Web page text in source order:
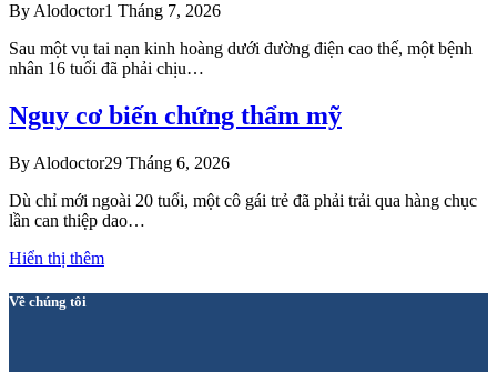
By Alodoctor1 Tháng 7, 2026
Sau một vụ tai nạn kinh hoàng dưới đường điện cao thế, một bệnh
nhân 16 tuổi đã phải chịu…
Nguy cơ biến chứng thẩm mỹ
By Alodoctor29 Tháng 6, 2026
Dù chỉ mới ngoài 20 tuổi, một cô gái trẻ đã phải trải qua hàng chục
lần can thiệp dao…
Hiển thị thêm
Về chúng tôi